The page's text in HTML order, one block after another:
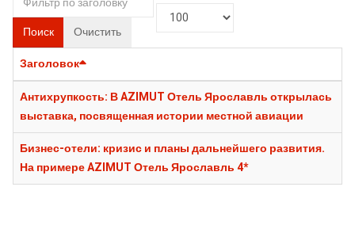
Поиск Очистить
Заголовок
Антихрупкость: В AZIMUT Отель Ярославль открылась
выставка, посвященная истории местной авиации
Бизнес-отели: кризис и планы дальнейшего развития.
На примере AZIMUT Отель Ярославль 4*